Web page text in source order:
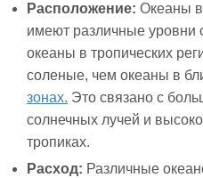
Расположение: Океаны в
имеют различные уровни
океаны в тропических
соленые, чем океаны в
зонах. Это связано с
солнечных лучей и
тропиках.
Расход: Различные